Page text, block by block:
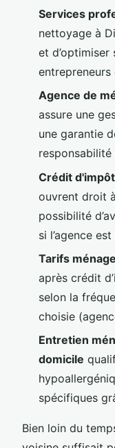
Services
nettoyage à
et
entrepreneurs
Agence de
assure une
une garantie
Crédit
ouvrent droit
possibilité
si l’agence
Tarifs
après crédit
selon la
choisie
Entretien
domicile
spécifiques
Bien loin du